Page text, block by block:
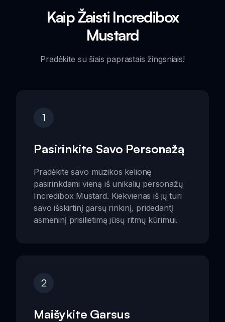
Kaip Žaisti Incredibox
Mustard
Pradėkite su šiais paprastais žingsniais!
1
Pasirinkite Savo Personažą
Pradėkite savo muzikos kelionę
pasirinkdami vieną iš unikalių personažų
Incredibox Mustard. Kiekvienas iš jų turi
savo išskirtinį garsų rinkinį, pridedantį
asmeninį prisilietimą jūsų ritmų kūrimui.
2
Maišykite Garsus